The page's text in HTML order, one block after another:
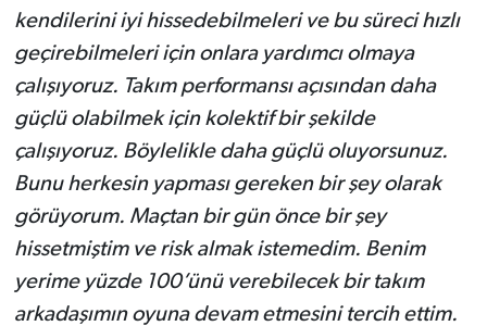
kendilerini iyi hissedebilmeleri ve bu süreci hızlı
geçirebilmeleri için onlara yardımcı olmaya
çalışıyoruz. Takım performansı açısından daha
güçlü olabilmek için kolektif bir şekilde
çalışıyoruz. Böylelikle daha güçlü oluyorsunuz.
Bunu herkesin yapması gereken bir şey olarak
görüyorum. Maçtan bir gün önce bir şey
hissetmiştim ve risk almak istemedim. Benim
yerime yüzde 100’ünü verebilecek bir takım
arkadaşımın oyuna devam etmesini tercih ettim.